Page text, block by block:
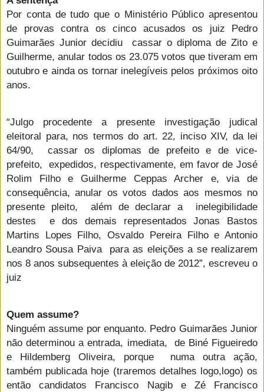
Por conta de tudo que o Ministério Público apresentou
de provas contra os cinco acusados os juiz Pedro
Guimarães Junior decidiu cassar o diploma de Zito e
Guilherme, anular todos os 23.075 votos que tiveram em
outubro e ainda os tornar inelegíveis pelos próximos oito
anos.
“Julgo procedente a presente investigação judical
eleitoral para, nos termos do art. 22, inciso XIV, da lei
64/90, cassar os diplomas de prefeito e de vice-
prefeito, expedidos, respectivamente, em favor de José
Rolim Filho e Guilherme Ceppas Archer e, via de
consequência, anular os votos dados aos mesmos no
presente pleito, além de declarar a inelegibilidade
destes e dos demais representados Jonas Bastos
Martins Lopes Filho, Osvaldo Pereira Filho e Antonio
Leandro Sousa Paiva para as eleições a se realizarem
nos 8 anos subsequentes à eleição de 2012”, escreveu o
juiz
Quem assume?
Ninguém assume por enquanto. Pedro Guimarães Junior
não determinou a entrada, imediata, de Biné Figueiredo
e Hildemberg Oliveira, porque numa outra ação,
também publicada hoje (traremos detalhes logo,logo) os
então candidatos Francisco Nagib e Zé Francisco